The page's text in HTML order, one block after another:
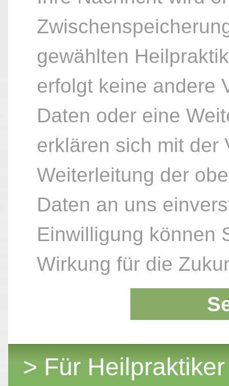
gewählten
erfolgt keine andere
Daten oder eine
erklären sich mit der
Weiterleitung der
Daten an uns
Einwilligung können
Wirkung für die
> Für